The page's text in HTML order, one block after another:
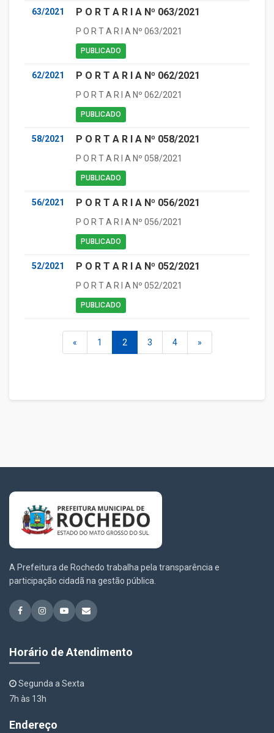
63/2021 P O R T A R I A Nº 063/2021
P O R T A R I A Nº 063/2021
PUBLICADO
62/2021 P O R T A R I A Nº 062/2021
P O R T A R I A Nº 062/2021
PUBLICADO
58/2021 P O R T A R I A Nº 058/2021
P O R T A R I A Nº 058/2021
PUBLICADO
56/2021 P O R T A R I A Nº 056/2021
P O R T A R I A Nº 056/2021
PUBLICADO
52/2021 P O R T A R I A Nº 052/2021
P O R T A R I A Nº 052/2021
PUBLICADO
« 1 2 3 4 »
A Prefeitura de Rochedo trabalha pela transparência e
participação cidadã na gestão pública.
Horário de Atendimento
Segunda a Sexta
7h às 13h
Endereço